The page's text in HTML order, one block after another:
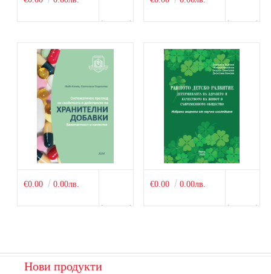
€0.00 0.00лв. €0.00 0.00лв.
Нови продукти